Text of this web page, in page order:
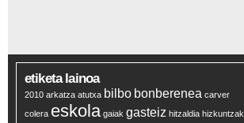
etiketa lainoa
2010 arkatza atutxa bilbo bonberenea carver
colera eskola gaiak gasteiz hitzaldia hizkuntzak